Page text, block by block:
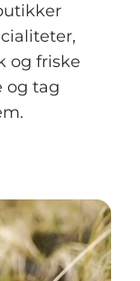
og friske
og tag